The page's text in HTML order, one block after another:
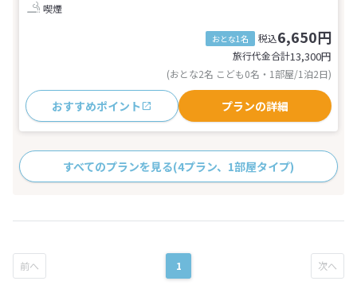
喫煙
おとな1名 税込6,650円
旅行代金合計13,300円
(おとな2名 こども0名・1部屋/1泊2日)
おすすめポイント プランの詳細
すべてのプランを見る(4プラン、1部屋タイプ)
1